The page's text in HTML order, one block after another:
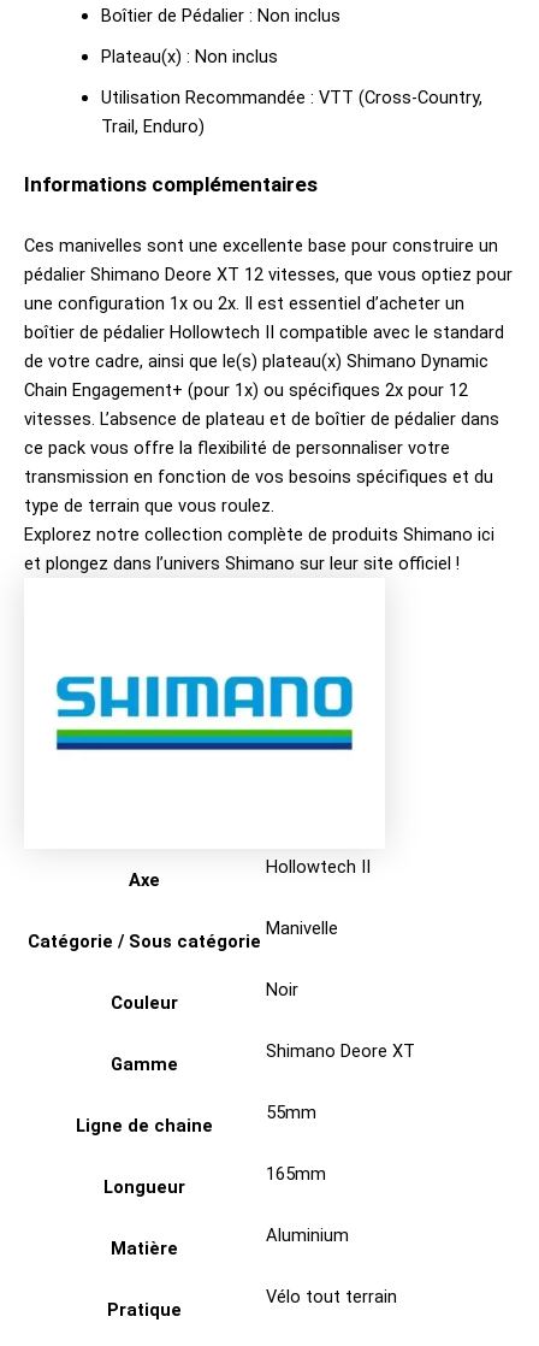
Boîtier de Pédalier : Non inclus
Plateau(x) : Non inclus
Utilisation Recommandée : VTT (Cross-Country,
Trail, Enduro)
Informations complémentaires
Ces manivelles sont une excellente base pour construire un
pédalier Shimano Deore XT 12 vitesses, que vous optiez pour
une configuration 1x ou 2x. Il est essentiel d’acheter un
boîtier de pédalier Hollowtech II compatible avec le standard
de votre cadre, ainsi que le(s) plateau(x) Shimano Dynamic
Chain Engagement+ (pour 1x) ou spécifiques 2x pour 12
vitesses. L’absence de plateau et de boîtier de pédalier dans
ce pack vous offre la flexibilité de personnaliser votre
transmission en fonction de vos besoins spécifiques et du
type de terrain que vous roulez.
Explorez notre collection complète de produits Shimano ici
et plongez dans l’univers Shimano sur leur site officiel !
Axe
Hollowtech II
Catégorie / Sous catégorie
Manivelle
Couleur
Noir
Gamme
Shimano Deore XT
Ligne de chaine
55mm
Longueur
165mm
Matière
Aluminium
Pratique
Vélo tout terrain